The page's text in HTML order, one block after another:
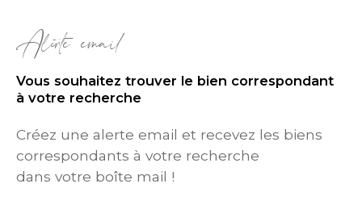
Alerte email
Vous souhaitez trouver le bien correspondant
à votre recherche
Créez une alerte email et recevez les biens
correspondants à votre recherche
dans votre boîte mail !